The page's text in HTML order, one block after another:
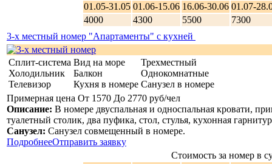
01.05-31.05 01.06-15.06 16.06-30.06 01.07-
4000
4300 5500
7300
3-х местный номер "Апартаменты" с кухней
Сплит-система
Холодильник
Телевизор
Вид на море
Балкон
Кухня в номере
Трехместный
Однокомнатные
Санузел в номере
Примерная цена От 1570 До 2770 руб/чел
Описание: В номере двуспальная и односпальная кровати,
туалетный столик, два пуфика, стол, стулья, кухонная
Санузел: Санузел совмещенный в номере.
ПодробнееОтправить заявку
Стоимость за номер в